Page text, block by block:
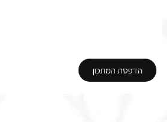
הדפסת המתכון